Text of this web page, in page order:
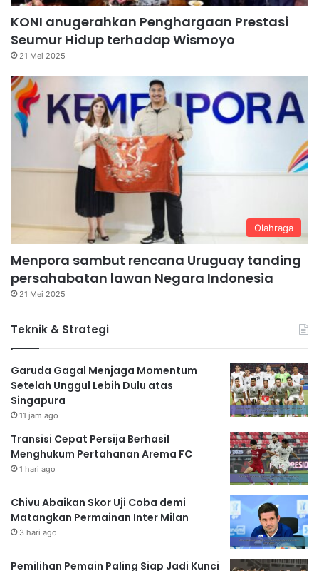
KONI anugerahkan Penghargaan Prestasi
Seumur Hidup terhadap Wismoyo
21 Mei 2025
Olahraga
Menpora sambut rencana Uruguay tanding
persahabatan lawan Negara Indonesia
21 Mei 2025
Teknik & Strategi
Garuda Gagal Menjaga Momentum
Setelah Unggul Lebih Dulu atas
Singapura
11 jam ago
Transisi Cepat Persija Berhasil
Menghukum Pertahanan Arema FC
1 hari ago
Chivu Abaikan Skor Uji Coba demi
Matangkan Permainan Inter Milan
3 hari ago
Pemilihan Pemain Paling Siap Jadi Kunci